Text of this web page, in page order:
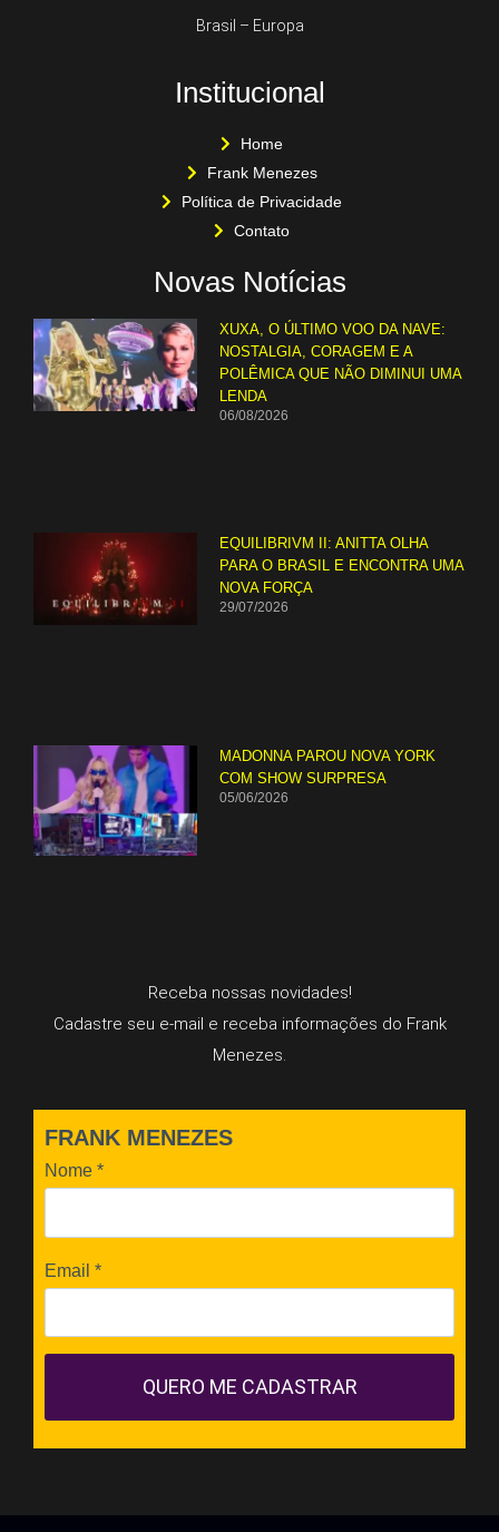
Brasil – Europa
Institucional
Home
Frank Menezes
Política de Privacidade
Contato
Novas Notícias
XUXA, O ÚLTIMO VOO DA NAVE:
NOSTALGIA, CORAGEM E A
POLÊMICA QUE NÃO DIMINUI UMA
LENDA
06/08/2026
EQUILIBRIVM II: ANITTA OLHA
PARA O BRASIL E ENCONTRA UMA
NOVA FORÇA
29/07/2026
MADONNA PAROU NOVA YORK
COM SHOW SURPRESA
05/06/2026
Receba nossas novidades!
Cadastre seu e-mail e receba informações do Frank
Menezes.
FRANK MENEZES
Nome *
Email *
QUERO ME CADASTRAR